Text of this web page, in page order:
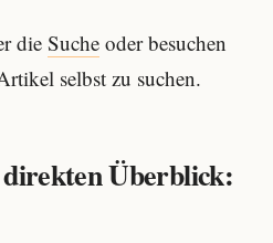
dieSucheoder besuchen
selbst zu suchen.
Überblick: